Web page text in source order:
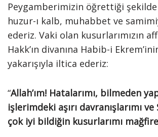
Peygamberimizin öğrettiği
huzur-ı kalb, muhabbet ve
ederiz. Vaki olan kusurlarımızın
Hakk’ın divanına Habib-i
yakarışıyla iltica ederiz:
“Allah’ım! Hatalarımı, bilmeden
işlerimdeki aşırı davranışlarımı
çok iyi bildiğin kusurlarımı